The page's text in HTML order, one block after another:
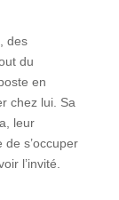
des
du
en
chez lui. Sa
leur
s’occuper
l’invité.